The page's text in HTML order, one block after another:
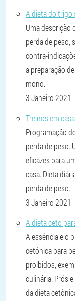
A dieta do trigo
Uma descrição
perda de peso,
contra-
a preparação
mono.
3 Janeiro 2021
Treinos em
Programação
perda de peso.
eficazes para
casa. Dieta
perda de peso.
3 Janeiro 2021
A dieta ceto
A essência e o
cetônica para
proibidos,
culinária. Prós
da dieta